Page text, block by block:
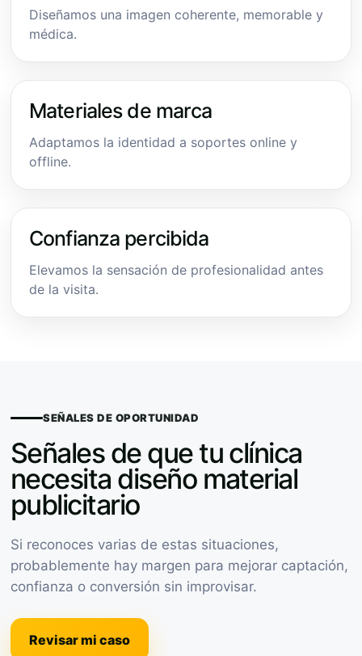
Diseñamos una imagen coherente, memorable y
médica.
Materiales de marca
Adaptamos la identidad a soportes online y
offline.
Confianza percibida
Elevamos la sensación de profesionalidad antes
de la visita.
SEÑALES DE OPORTUNIDAD
Señales de que tu clínica
necesita diseño material
publicitario
Si reconoces varias de estas situaciones,
probablemente hay margen para mejorar captación,
confianza o conversión sin improvisar.
Revisar mi caso